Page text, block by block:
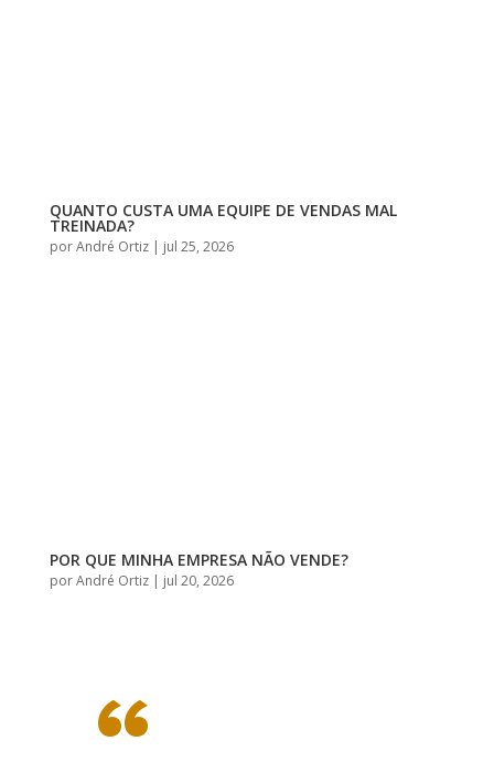
QUANTO CUSTA UMA EQUIPE DE VENDAS MAL
TREINADA?
porAndré Ortiz| jul 25, 2026
POR QUE MINHA EMPRESA NÃO VENDE?
porAndré Ortiz| jul 20, 2026
“